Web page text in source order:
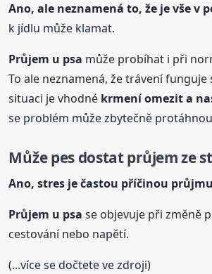
Ano, ale neznamená to, že je vše v
k jídlu může klamat.
Průjem u psa může probíhat i při
To ale neznamená, že trávení funguje
situaci je vhodné krmení omezit a
se problém může zbytečně
Může pes dostat průjem ze
Ano, stres je častou příčinou průjmu
Průjem u psa se objevuje při změně
cestování nebo napětí.
(...více se dočtete ve zdroji)